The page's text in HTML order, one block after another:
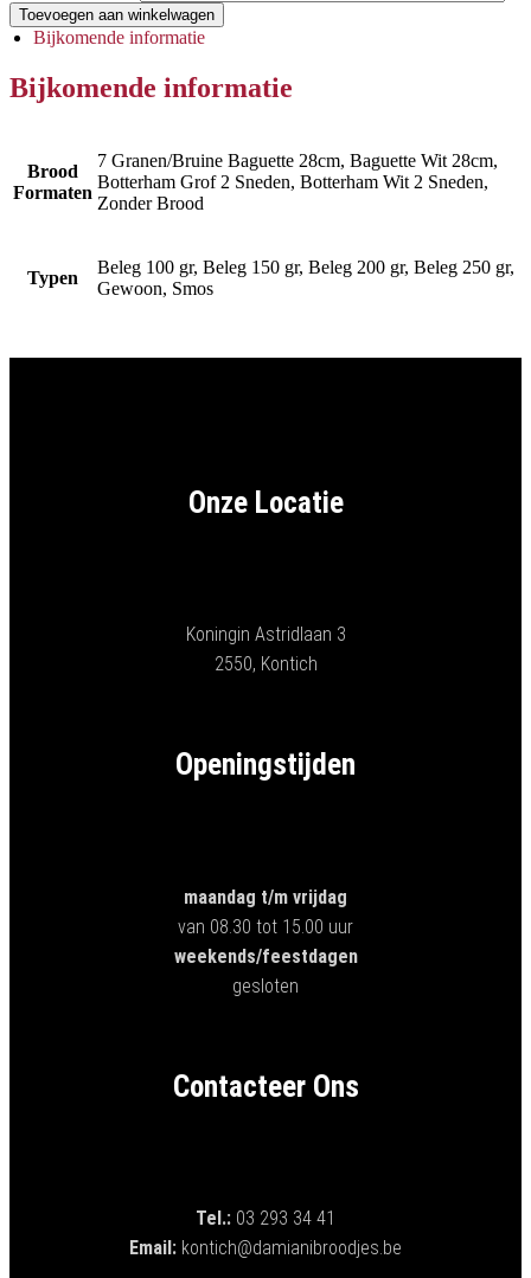
Toevoegen aan winkelwagen
Bijkomende informatie
Bijkomende informatie
Brood
Formaten
7 Granen/Bruine Baguette 28cm, Baguette Wit 28cm,
Botterham Grof 2 Sneden, Botterham Wit 2 Sneden,
Zonder Brood
Typen
Beleg 100 gr, Beleg 150 gr, Beleg 200 gr, Beleg 250 gr,
Gewoon, Smos
Onze Locatie
Koningin Astridlaan 3
2550, Kontich
Openingstijden
maandag t/m vrijdag
van 08.30 tot 15.00 uur
weekends/feestdagen
gesloten
Contacteer Ons
Tel.: 03 293 34 41
Email: kontich@damianibroodjes.be